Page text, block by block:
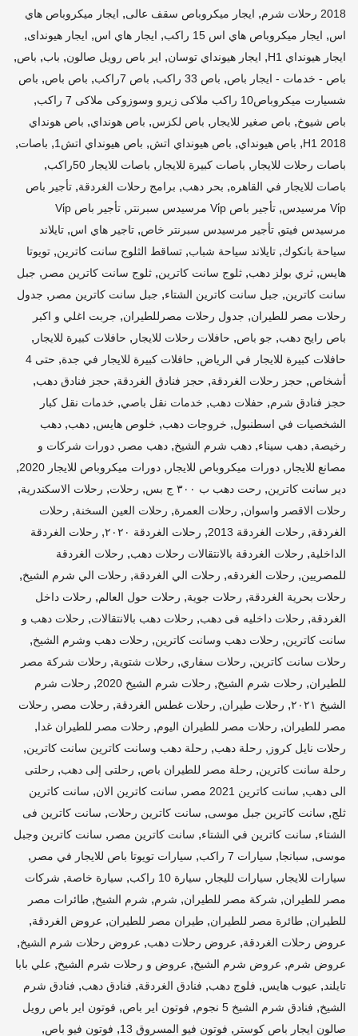
2018 رحلات شرم , ايجار ميكروباص سقف عالى, ايجار ميكروباص هاي
اس, ايجار ميكروباص هاي اس 15 راكب , ايجار هاي اس, ايجار هيونداى,
ايجار هيونداي H1 , ايجار هيونداي توسان, اير باص رويل صالون, باب, باص,
باص - خدمات - ايجار باص, باص 33 راكب , باص 7راكب , باص باص, باص
شسيارت ميكروباص10 راكب ملاكى زيرو وسوزوكى ملاكى 7 راكب
,
باص شيوخ, باص صغير للايجار , باص لكزس, باص هونداي, باص هونداي
H1 2018
, باص هيونداي, باص هيونداي اتش, باص هيونداي اتش1 , باصات,
باصات رحلات للايجار , باصات كبيرة للايجار , باصات للايجار 50راكب ,
باصات للايجار في القاهره, بحر دهب, برامج رحلات الغردقة, تأجير باص
Vi̇p مرسيدس
, تأجير باص Vi̇p مرسيدس سبرنتر ,
تأجير باص Vi̇p
مرسيدس فيتو, تأجير مرسيدس سبرنتر خاص, تاجير هاي اس, تايلاند
سياحة بانكوك, تايلاند سياحة شباب, تساقط الثلوج سانت كاترين, تويوتا
هايس, ثري بولز دهب, ثلوج سانت كاترين, ثلوج سانت كاترين مصر , جبل
سانت كاترين, جبل سانت كاترين الشتاء, جبل سانت كاترين مصر , جدول
رحلات مصر للطيران, جدول رحلات مصرللطيران, جربت اغلي و اكبر
باص رايح دهب, جو باص, حافلات رحلات للايجار , حافلات كبيرة للايجار ,
حافلات كبيرة للايجار في الرياض, حافلات كبيرة للايجار في جدة,
حتى 4
أشخاص, حجز رحلات الغردقة, حجز فنادق الغردقة, حجز فنادق دهب,
حجز فنادق شرم, حفلات دهب, خدمات نقل باصي, خدمات نقل كبار
الشخصيات في اسطنبول, خروجات دهب, خلوص هايس, دهب, دهب
رخيصة, دهب سيناء, دهب شرم الشيخ, دهب مصر , دورات شركات و
مصانع للايجار , دورات ميكروباص للايجار , دورات ميكروباص للايجار 2020 ,
دير سانت كاترين, رحت دهب ب ٣٠٠ ج بس , رحلات, رحلات الاسكندرية,
رحلات الاقصر واسوان, رحلات العمرة, رحلات العين السخنة, رحلات
الغردقة, رحلات الغردقة 2013 , رحلات الغردقة ٢٠٢٠ , رحلات الغردقة
الداخلية, رحلات الغردقة بالانتقالات رحلات دهب, رحلات الغردقة
للمصريين, رحلات الغردقه, رحلات الي الغردقة, رحلات الي شرم الشيخ,
رحلات بحرية الغردقة, رحلات جوية, رحلات حول العالم, رحلات داخل
الغردقة, رحلات داخليه فى دهب, رحلات دهب بالانتقالات, رحلات دهب و
سانت كاترين, رحلات دهب وسانت كاترين, رحلات دهب وشرم الشيخ,
رحلات سانت كاترين, رحلات سفاري, رحلات شتوية, رحلات شركة مصر
للطيران, رحلات شرم الشيخ, رحلات شرم الشيخ 2020 , رحلات شرم
الشيخ ٢٠٢١
, رحلات طيران, رحلات غطس الغردقة, رحلات مصر , رحلات
مصر للطيران, رحلات مصر للطيران اليوم, رحلات مصر للطيران غدا,
رحلات نايل كروز , رحلة دهب, رحلة دهب وسانت كاترين سانت كاترين,
رحلة سانت كاترين, رحلة مصر للطيران باص, رحلتى إلى دهب, رحلتى
الى دهب, سانت كاترين 2021 مصر , سانت كاترين الان, سانت كاترين
ثلج, سانت كاترين جبل موسى, سانت كاترين رحلات, سانت كاترين فى
الشتاء, سانت كاترين في الشتاء, سانت كاترين مصر , سانت كاترين وجبل
موسى, سبانجا, سيارات 7 راكب , سيارات تويوتا باص للايجار في مصر ,
سيارات للايجار , سيارات لليجار , سيارة 10 راكب , سيارة خاصة, شركات
مصر للطيران, شركة مصر للطيران, شرم, شرم الشيخ, طائرات مصر
للطيران, طائرة مصر للطيران, طيران مصر للطيران, عروض الغردقة,
عروض رحلات الغردقة, عروض رحلات دهب, عروض رحلات شرم الشيخ,
عروض شرم, عروض شرم الشيخ, عروض و رحلات شرم الشيخ, علي بابا
تايلند, عيوب هايس, فلوج دهب, فنادق الغردقة, فنادق دهب, فنادق شرم
الشيخ, فنادق شرم الشيخ 5 نجوم , فوتون اير باص, فوتون اير باص رويل
صالون ايجار باص كوستر , فوتون فيو المسروق 13 , فوتون فيو باص,